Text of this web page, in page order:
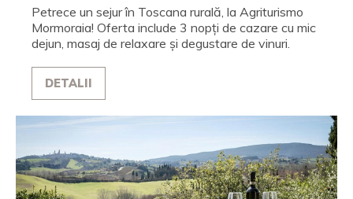
Petrece un sejur în Toscana rurală, la Agriturismo
Mormoraia! Oferta include 3 nopți de cazare cu mic
dejun, masaj de relaxare și degustare de vinuri.
DETALII